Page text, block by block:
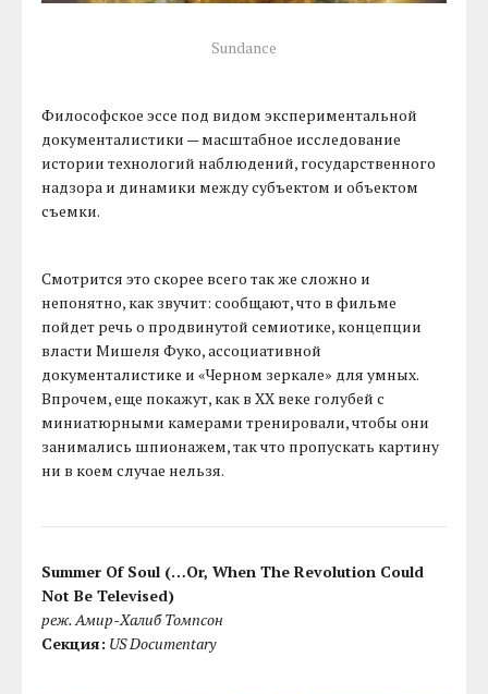
Sundance
Философское эссе под видом экспериментальной
документалистики — масштабное исследование
истории технологий наблюдений, государственного
надзора и динамики между субъектом и объектом
съемки.
Смотрится это скорее всего так же сложно и
непонятно, как звучит: сообщают, что в фильме
пойдет речь о продвинутой семиотике, концепции
власти Мишеля Фуко, ассоциативной
документалистике и «Черном зеркале» для умных.
Впрочем, еще покажут, как в XX веке голубей с
миниатюрными камерами тренировали, чтобы они
занимались шпионажем, так что пропускать картину
ни в коем случае нельзя.
Summer Of Soul (…Or, When The Revolution Could
Not Be Televised)
реж. Амир-Халиб Томпсон
Секция: US Documentary